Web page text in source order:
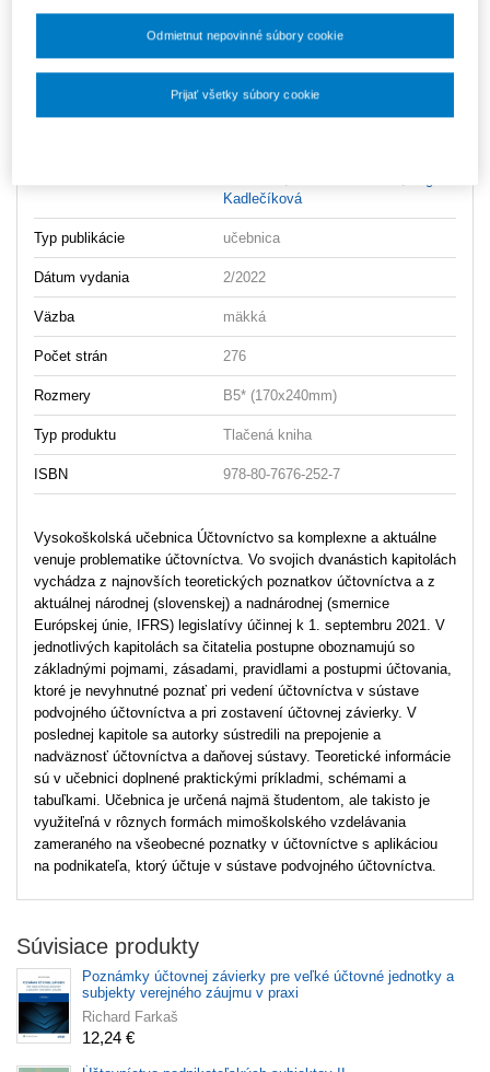
Vydavateľ Wolters Kluwer
Kadlečíková
Typ publikácie učebnica
Dátum vydania 2/2022
Väzba mäkká
Počet strán 276
Rozmery B5* (170x240mm)
Typ produktu Tlačená kniha
ISBN 978-80-7676-252-7
Vysokoškolská učebnica Účtovníctvo sa komplexne a aktuálne
venuje problematike účtovníctva. Vo svojich dvanástich kapitolách
vychádza z najnovších teoretických poznatkov účtovníctva a z
aktuálnej národnej (slovenskej) a nadnárodnej (smernice
Európskej únie, IFRS) legislatívy účinnej k 1. septembru 2021. V
jednotlivých kapitolách sa čitatelia postupne oboznamujú so
základnými pojmami, zásadami, pravidlami a postupmi účtovania,
ktoré je nevyhnutné poznať pri vedení účtovníctva v sústave
podvojného účtovníctva a pri zostavení účtovnej závierky. V
poslednej kapitole sa autorky sústredili na prepojenie a
nadväznosť účtovníctva a daňovej sústavy. Teoretické informácie
sú v učebnici doplnené praktickými príkladmi, schémami a
tabuľkami. Učebnica je určená najmä študentom, ale takisto je
využiteľná v rôznych formách mimoškolského vzdelávania
zameraného na všeobecné poznatky v účtovníctve s aplikáciou
na podnikateľa, ktorý účtuje v sústave podvojného účtovníctva.
Súvisiace produkty
Poznámky účtovnej závierky pre veľké účtovné jednotky a
subjekty verejného záujmu v praxi
Richard Farkaš
12,24 €
Odmietnut nepovinné súbory cookie
Prijať všetky súbory cookie